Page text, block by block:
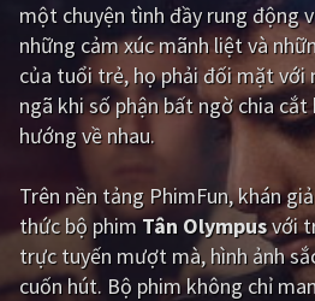
Phiêu lưu
Viễn tưởng
Hoạt hình Thể
Kỳ ảo
Giật gân
Bí ẩn
một chuyện tình đầy rung động
những cảm xúc mãnh liệt và
của tuổi trẻ, họ phải đối mặt với
ngã khi số phận bất ngờ chia
hướng về nhau.
Trên nền tảng PhimFun, khán
thức bộ phimTân Olympusvới
trực tuyến mượt mà, hình ảnh
cuốn hút. Bộ phim không chỉ